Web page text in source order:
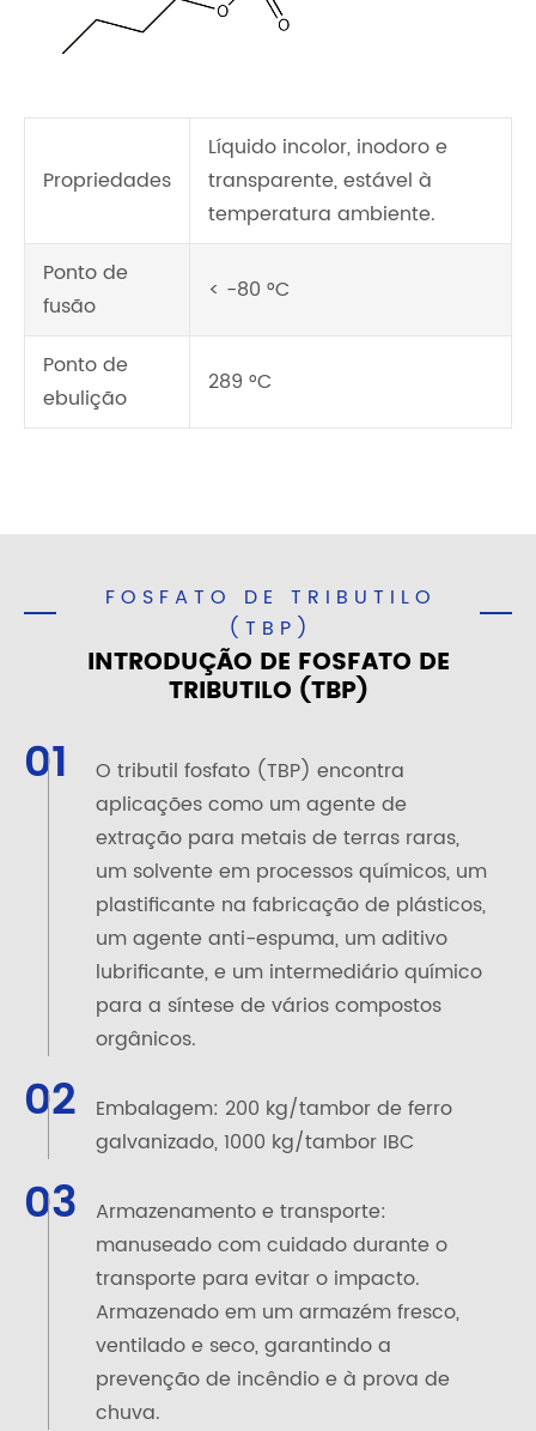
Propriedades
Líquido incolor, inodoro e
transparente, estável à
temperatura ambiente.
Ponto de
fusão
< -80 °C
Ponto de
ebulição
289 °C
FOSFATO DE TRIBUTILO
(TBP)
INTRODUÇÃO DE FOSFATO DE
TRIBUTILO (TBP)
01
O tributil fosfato (TBP) encontra
aplicações como um agente de
extração para metais de terras raras,
um solvente em processos químicos, um
plastificante na fabricação de plásticos,
um agente anti-espuma, um aditivo
lubrificante, e um intermediário químico
para a síntese de vários compostos
orgânicos.
02
Embalagem: 200 kg/tambor de ferro
galvanizado, 1000 kg/tambor IBC
03
Armazenamento e transporte:
manuseado com cuidado durante o
transporte para evitar o impacto.
Armazenado em um armazém fresco,
ventilado e seco, garantindo a
prevenção de incêndio e à prova de
chuva.